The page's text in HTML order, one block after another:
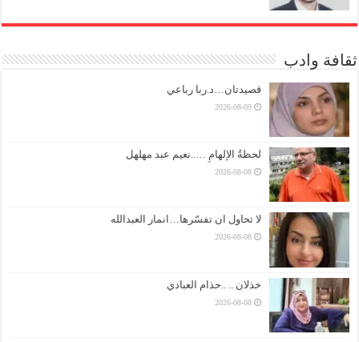
ثقافة وادب
قصيدتان…د.ربا رباعي
2026-08-09
لحظةُ الإلهامِ …..نعيم عبد مهلهل
2026-08-08
لا تحاول ان تفسّرها…انمار العبدالله
2026-08-08
خذلان .. ..حذام العبادي
2026-08-08